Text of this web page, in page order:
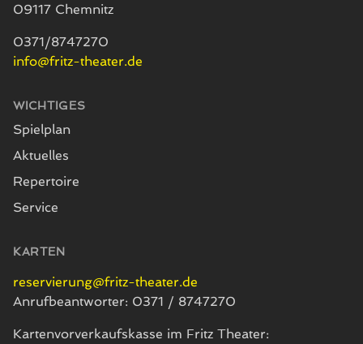
09117 Chemnitz
0371/8747270
info@fritz-theater.de
WICHTIGES
Spielplan
Aktuelles
Repertoire
Service
KARTEN
reservierung@fritz-theater.de
Anrufbeantworter: 0371 / 8747270
Kartenvorverkaufskasse im Fritz Theater: